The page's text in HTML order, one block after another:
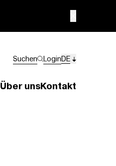
Suchen LoginDE
Über unsKontakt